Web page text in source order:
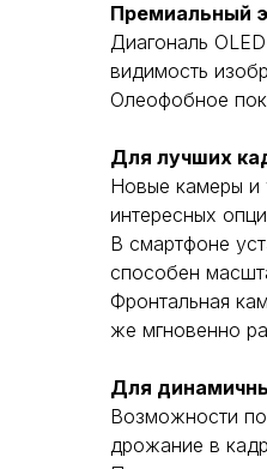
Премиальный
Диагональ
видимость
Олеофобное
Для лучших
Новые камеры и
интересных
В смартфоне
способен
Фронтальная
же мгновенно
Для
Возможности
дрожание в